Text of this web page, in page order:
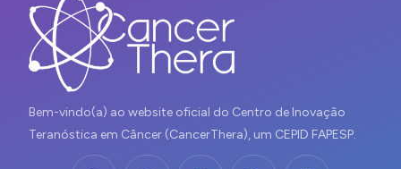
Bem-vindo(a) ao website oficial do Centro de Inovação
Teranóstica em Câncer (CancerThera), um CEPID FAPESP.